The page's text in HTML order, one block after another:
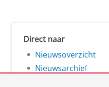
Direct naar
Nieuwsoverzicht
Nieuwsarchief